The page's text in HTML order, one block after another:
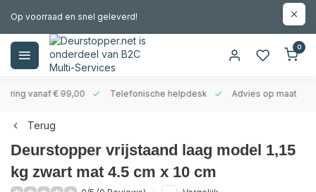
Op voorraad en snel geleverd!
0
vanaf € 99,00 Telefonische helpdesk Advies op maat
Terug
Deurstopper vrijstaand laag model 1,15
kg zwart mat 4.5 cm x 10 cm